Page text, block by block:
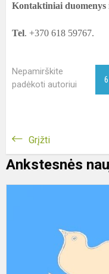
Kontaktiniai duomenys
Tel. +370 618 59767.
Nepamirškite
padėkoti autoriui
6
Grįžti
Ankstesnės